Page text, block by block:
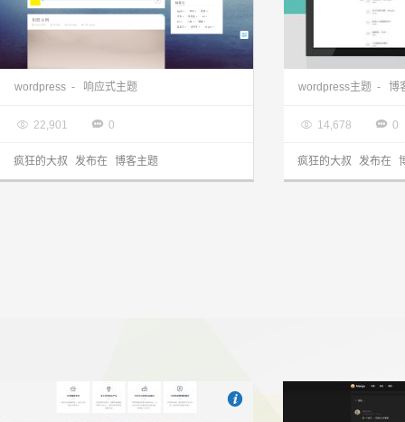
WordPress 免费响应式主题 Quench
wordpress - 响应式主题
 22,901  0
疯狂的大叔 发布在 博客主题
wordpress主题 - 博
 14,678  0
疯狂的大叔 发布在
 吧